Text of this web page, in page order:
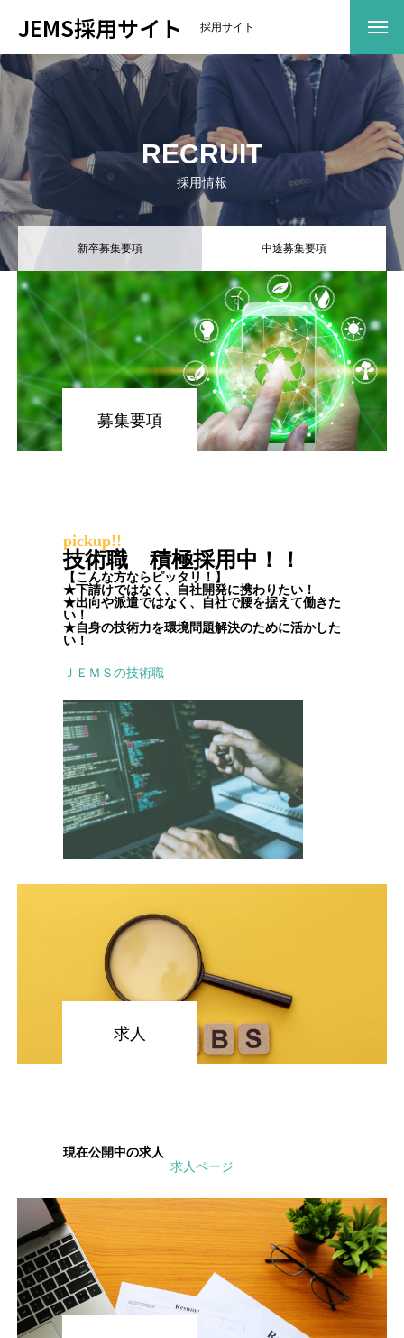
JEMS採用サイト 採用サイト
事業内容 コーポレートサイトが開きます
ＪＥＭＳについて
社長メッセージ
企業方針
数字で見るＪＥＭＳ
社員紹介
仕事環境
社内風景
採用情報
新卒募集要項
お知らせ
コーポレートTOP 企業情報 個人情報保護方針
RECRUIT
採用情報
新卒募集要項 中途募集要項
募集要項
pickup!!
技術職 積極採用中！！
【こんな方ならピッタリ！】
★下請けではなく、自社開発に携わりたい！
★出向や派遣ではなく、自社で腰を据えて働きた
い！
★自身の技術力を環境問題解決のために活かした
い！
ＪＥＭＳの技術職
求人
現在公開中の求人
求人ページ